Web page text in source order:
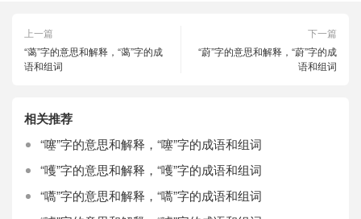
上一篇
“蔼”字的意思和解释，“蔼”字的成
语和组词
下一篇
“蔚”字的意思和解释，“蔚”字的成
语和组词
相关推荐
“噻”字的意思和解释，“噻”字的成语和组词
“嚄”字的意思和解释，“嚄”字的成语和组词
“嚆”字的意思和解释，“嚆”字的成语和组词